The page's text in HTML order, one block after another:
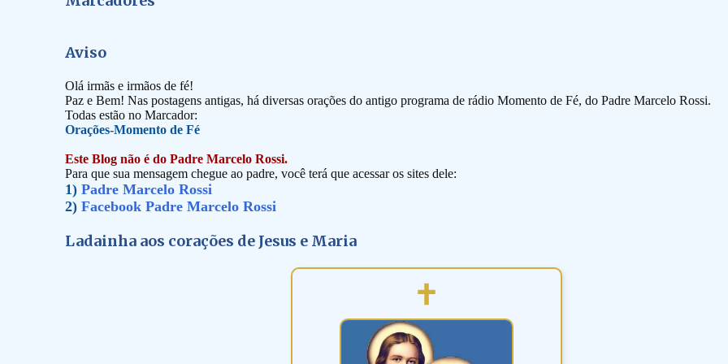
Aviso
Olá irmãs e irmãos de fé!
Paz e Bem! Nas postagens antigas, há diversas orações do antigo programa de rádio Momento de Fé, do Padre Marcelo Rossi.
Todas estão no Marcador:
Orações-Momento de Fé
Este Blog não é do Padre Marcelo Rossi.
Para que sua mensagem chegue ao padre, você terá que acessar os sites dele:
1) Padre Marcelo Rossi
2) Facebook Padre Marcelo Rossi
Ladainha aos corações de Jesus e Maria